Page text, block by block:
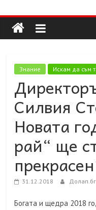
to
content
Долап
БГ
култура|
пътешествия|
мода|
събития|
кухня|
реклама|
минало|
Знание Искам да съм
Силвия
Новата
рай“ ще
31.12.2018 Долап.бг
Богата и щедра 2018